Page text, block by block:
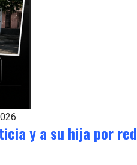
y a su hija por